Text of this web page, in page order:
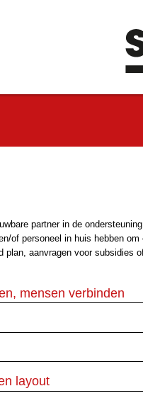
partner in de
of personeel in huis hebben
plan, aanvragen voor subsidies
mensen verbinden
layout